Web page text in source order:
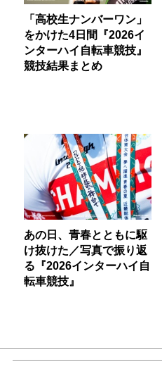
「高校生ナンバーワン」
をかけた4日間『2026イ
ンターハイ自転車競技』
競技結果まとめ
あの日、青春とともに駆
け抜けた／写真で振り返
る『2026インターハイ自
転車競技』